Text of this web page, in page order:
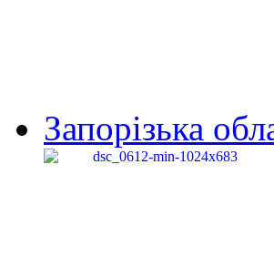
Запорізька